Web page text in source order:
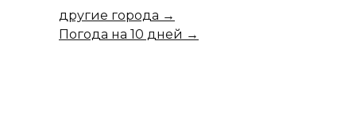
другие города →
Погода на 10 дней →